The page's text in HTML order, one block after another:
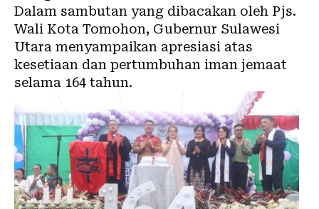
Dalam sambutan yang dibacakan oleh Pjs.
Wali Kota Tomohon, Gubernur Sulawesi
Utara menyampaikan apresiasi atas
kesetiaan dan pertumbuhan iman jemaat
selama 164 tahun.